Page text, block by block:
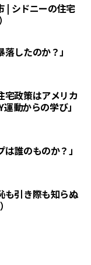
| シドニーの住宅
したのか？」
宅政策はアメリカ
動からの学び」
誰のものか？」
も引き際も知らぬ